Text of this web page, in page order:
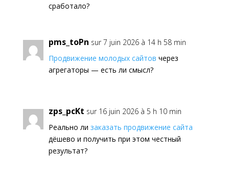
сработало?
pms_toPn sur 7 juin 2026 à 14 h 58 min
Продвижение молодых сайтов через
агрегаторы — есть ли смысл?
zps_pcKt sur 16 juin 2026 à 5 h 10 min
Реально ли заказать продвижение сайта
дёшево и получить при этом честный
результат?